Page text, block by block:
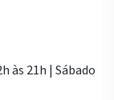
às 21h | Sábado